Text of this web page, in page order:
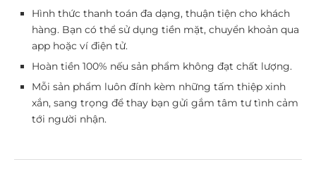
Hình thức thanh toán đa dạng, thuận tiện cho khách
hàng. Bạn có thể sử dụng tiền mặt, chuyển khoản qua
app hoặc ví điện tử.
Hoàn tiền 100% nếu sản phẩm không đạt chất lượng.
Mỗi sản phẩm luôn đính kèm những tấm thiệp xinh
xắn, sang trọng để thay bạn gửi gắm tâm tư tình cảm
tới người nhận.